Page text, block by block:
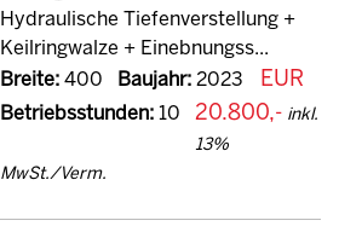
Hydraulische Tiefenverstellung +
Keilringwalze + Einebnungss...
Breite:400 Baujahr:2023
Betriebsstunden:10
EUR
20.800,- inkl.
13%
MwSt./Verm.